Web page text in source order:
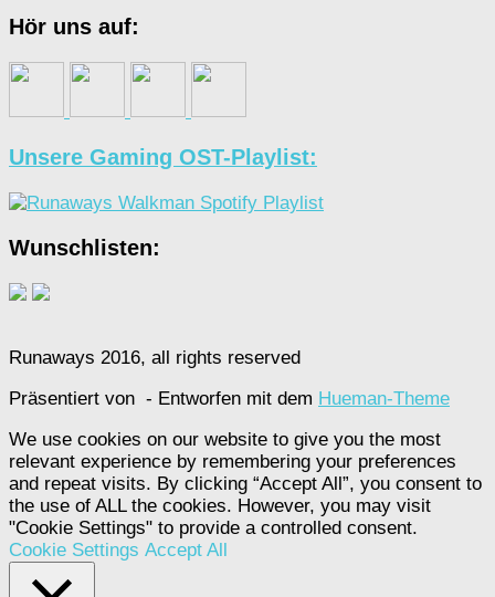
Hör uns auf:
Unsere Gaming OST-Playlist:
Wunschlisten:
Runaways 2016, all rights reserved
Präsentiert von - Entworfen mit dem Hueman-Theme
We use cookies on our website to give you the most
relevant experience by remembering your preferences
and repeat visits. By clicking “Accept All”, you consent to
the use of ALL the cookies. However, you may visit
"Cookie Settings" to provide a controlled consent.
Cookie Settings Accept All